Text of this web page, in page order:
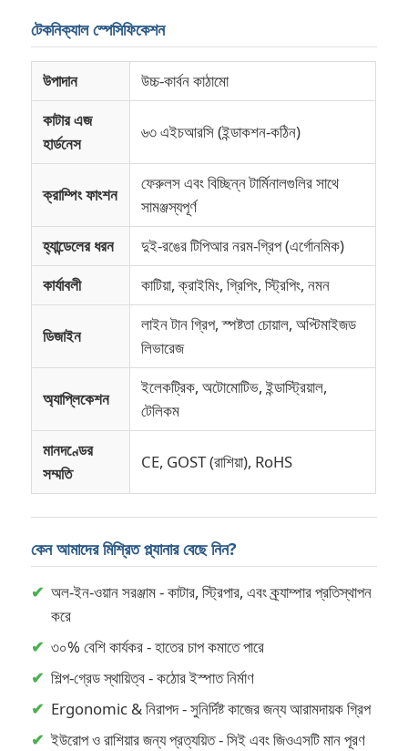
ক্র্যাম্পিং প্যান
ইলেকট্রনিক্স পেইনার
ইনসোলড টুলস
গ্রিভ জয়েন্ট প্যান্ট
টেকনিক্যাল স্পেসিফিকেশন
উপাদান
উচ্চ-কার্বন কাঠামো
কাটার এজ
হার্ডনেস
৬৩ এইচআরসি (ইন্ডাকশন-কঠিন)
ক্রাম্পিং ফাংশন
ফেরুলস এবং বিচ্ছিন্ন টার্মিনালগুলির সাথে
সামঞ্জস্যপূর্ণ
হ্যান্ডেলের ধরন
দুই-রঙের টিপিআর নরম-গ্রিপ (এর্গোনমিক)
কার্যাবলী
কাটিয়া, ক্রাইমিং, গ্রিপিং, স্ট্রিপিং, নমন
ডিজাইন
লাইন টান গ্রিপ, স্পষ্টতা চোয়াল, অপ্টিমাইজড
লিভারেজ
অ্যাপ্লিকেশন
ইলেকট্রিক, অটোমোটিভ, ইন্ডাস্ট্রিয়াল,
টেলিকম
মানদণ্ডের
সম্মতি
CE, GOST (রাশিয়া), RoHS
কেন আমাদের মিশ্রিত প্ল্যানার বেছে নিন?
✔ অল-ইন-ওয়ান সরঞ্জাম - কাটার, স্ট্রিপার, এবং ক্র্যাম্পার প্রতিস্থাপন
করে
✔ ৩০% বেশি কার্যকর - হাতের চাপ কমাতে পারে
✔ শিল্প-গ্রেড স্থায়িত্ব - কঠোর ইস্পাত নির্মাণ
✔ Ergonomic & নিরাপদ - সুনির্দিষ্ট কাজের জন্য আরামদায়ক গ্রিপ
✔ ইউরোপ ও রাশিয়ার জন্য প্রত্যয়িত - সিই এবং জিওএসটি মান পূরণ